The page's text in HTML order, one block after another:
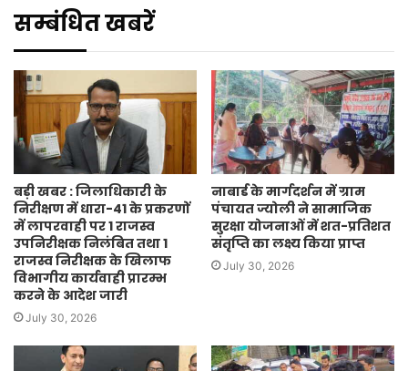
सम्बंधित खबरें
बड़ी खबर : जिलाधिकारी के
निरीक्षण में धारा-41 के प्रकरणों
में लापरवाही पर 1 राजस्व
उपनिरीक्षक निलंबित तथा 1
राजस्व निरीक्षक के खिलाफ
विभागीय कार्यवाही प्रारम्भ
करने के आदेश जारी
July 30, 2026
नाबार्ड के मार्गदर्शन में ग्राम
पंचायत ज्योली ने सामाजिक
सुरक्षा योजनाओं में शत-प्रतिशत
संतृप्ति का लक्ष्य किया प्राप्त
July 30, 2026